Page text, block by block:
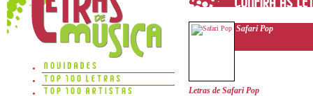
Safari Pop
Letras de Safari Pop